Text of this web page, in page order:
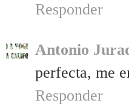
Responder
Antonio
perfecta, me
Responder